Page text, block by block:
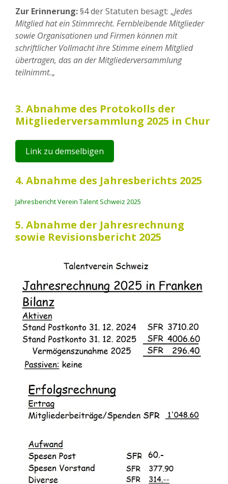
Zur Erinnerung:§4 der Statuten besagt: „Jedes
Mitglied hat ein Stimmrecht. Fernbleibende Mitglieder
sowie Organisationen und Firmen können mit
schriftlicher Vollmacht ihre Stimme einem Mitglied
übertragen, das an der Mitgliederversammlung
teilnimmt.„
3. Abnahme des Protokolls der
Mitgliederversammlung 2025 in Chur
Link zu demselbigen
4. Abnahme des Jahresberichts 2025
Jahresbericht Verein Talent Schweiz 2025
5. Abnahme der Jahresrechnung
sowie Revisionsbericht 2025